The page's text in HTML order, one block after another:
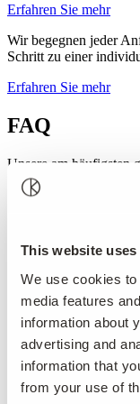
This website
We use cookies
media features
information about
advertising and
information that
from your use of
Erfahren Sie mehr
Wir begegnen jeder
Schritt zu einer
Erfahren Sie mehr
FAQ
Unsere am häufigsten
Woher weiss ich, ob
Practice für eine
Wie lange kann ich
Kusnacht Practice
Wer wird für meine
verantwortlich sein?
Wie wird mein
Wird es meinem
Vorschläge zu
sollte (oder in der